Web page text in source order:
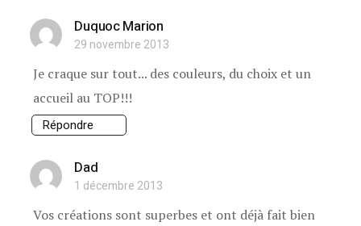
Duquoc Marion
29 novembre 2013
Je craque sur tout... des couleurs, du choix et un
accueil au TOP!!!
Répondre
Dad
1 décembre 2013
Vos créations sont superbes et ont déjà fait bien